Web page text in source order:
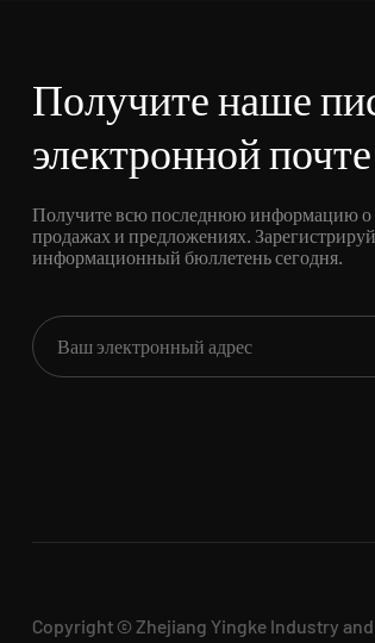
Получите наше
электронной почте
Получите всю последнюю информацию о
продажах и предложениях.
информационный бюллетень сегодня.
Copyright © Zhejiang Yingke Industry